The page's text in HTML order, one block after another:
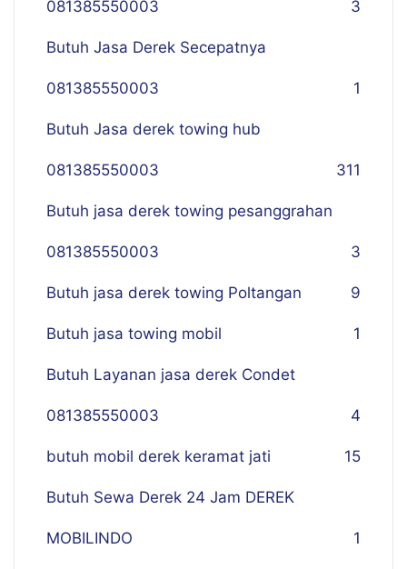
081385550003 3
Butuh Jasa Derek Secepatnya
081385550003 1
Butuh Jasa derek towing hub
081385550003 311
Butuh jasa derek towing pesanggrahan
081385550003 3
Butuh jasa derek towing Poltangan 9
Butuh jasa towing mobil 1
Butuh Layanan jasa derek Condet
081385550003 4
butuh mobil derek keramat jati 15
Butuh Sewa Derek 24 Jam DEREK
MOBILINDO 1